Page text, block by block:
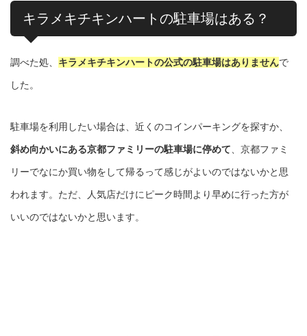
キラメキチキンハートの駐車場はある？
調べた処、 キラメキチキンハートの公式の駐車場はありませんで
した。
駐車場を利用したい場合は、近くのコインパーキングを探すか、
斜め向かいにある京都ファミリーの駐車場に停めて、京都ファミ
リーでなにか買い物をして帰るって感じがよいのではないかと思
われます。ただ、人気店だけにピーク時間より早めに行った方が
いいのではないかと思います。